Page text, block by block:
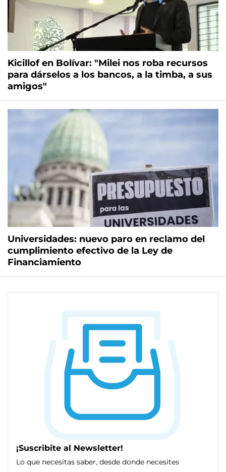
Kicillof en Bolívar: "Milei nos roba recursos
para dárselos a los bancos, a la timba, a sus
amigos"
Universidades: nuevo paro en reclamo del
cumplimiento efectivo de la Ley de
Financiamiento
¡Suscribite al Newsletter!
Lo que necesitas saber, desde donde necesites